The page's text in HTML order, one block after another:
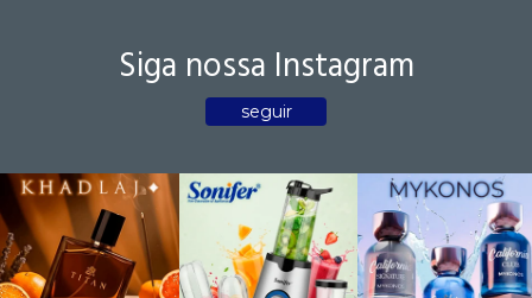
Siga nossa Instagram
seguir